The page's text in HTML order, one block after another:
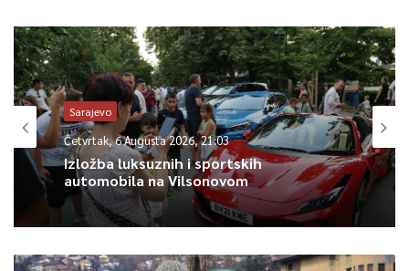
kandidate. Također, prilikom pretresa automobila optuženog
Spahića pronađeno je i oduzeto vatreno oružje sa okvirom u
kojem su bila tri metka.
0
Article Rating
Sarajevo
Četvrtak, 6 Augusta 2026, 21:03
Izložba luksuznih i sportskih
automobila na Vilsonovom